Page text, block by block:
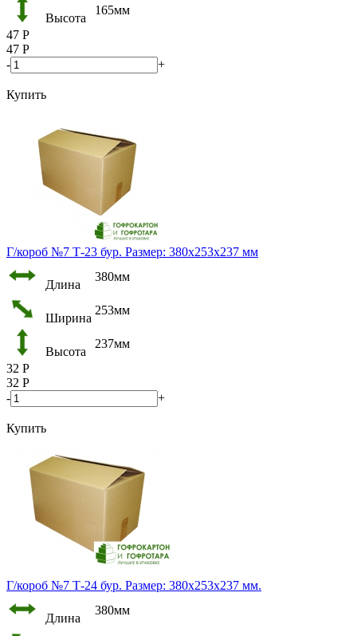
Высота
165мм
47 Р
47 Р
-
+
Купить
Г/короб №7 Т-23 бур. Размер: 380х253х237 мм
Длина
380мм
Ширина
253мм
Высота
237мм
32 Р
32 Р
-
+
Купить
Г/короб №7 Т-24 бур. Размер: 380х253х237 мм.
Длина
380мм